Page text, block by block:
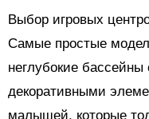
Выбор игровых
Самые простые
неглубокие
декоративными
малышей, которые